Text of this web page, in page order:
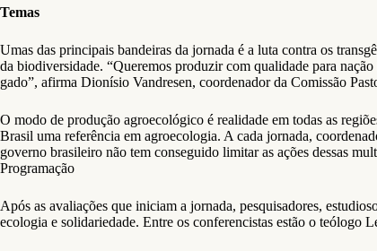
Temas
Umas das principais bandeiras da jornada é a luta contra os
da biodiversidade. “Queremos produzir com qualidade para
gado”, afirma Dionísio Vandresen, coordenador da Comissão
O modo de produção agroecológico é realidade em todas as
Brasil uma referência em agroecologia. A cada jornada,
governo brasileiro não tem conseguido limitar as ações dessas
Programação
Após as avaliações que iniciam a jornada, pesquisadores,
ecologia e solidariedade. Entre os conferencistas estão o